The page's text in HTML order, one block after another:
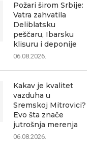
Požari širom Srbije:
Vatra zahvatila
Deliblatsku
peščaru, Ibarsku
klisuru i deponije
06.08.2026.
Kakav je kvalitet
vazduha u
Sremskoj Mitrovici?
Evo šta znače
jutrošnja merenja
06.08.2026.